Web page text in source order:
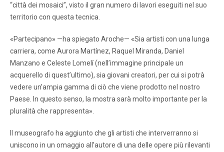
“città dei mosaici”, visto il gran numero di lavori eseguiti nel suo
territorio con questa tecnica.
«Partecipano» —ha spiegato Aroche— «Sia artisti con una lunga
carriera, come Aurora Martínez, Raquel Miranda, Daniel
Manzano e Celeste Lomelí (nell’immagine principale un
acquerello di quest’ultimo), sia giovani creatori, per cui si potrà
vedere un’ampia gamma di ciò che viene prodotto nel nostro
Paese. In questo senso, la mostra sarà molto importante per la
pluralità che rappresenta».
Il museografo ha aggiunto che gli artisti che interverranno si
uniscono in un omaggio all’autore di una delle opere più rilevanti